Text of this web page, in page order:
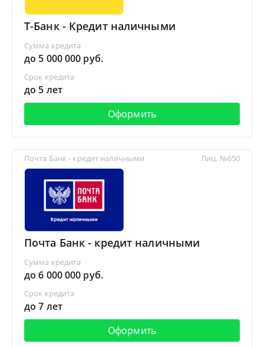
Т-Банк - Кредит наличными
Сумма кредита
до 5 000 000 руб.
Срок кредита
до 5 лет
Оформить
Почта Банк - кредит наличными
Почта Банк - кредит наличными
Сумма кредита
до 6 000 000 руб.
Срок кредита
до 7 лет
Оформить
Лиц. №650